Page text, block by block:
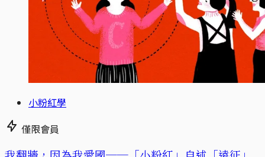
小粉紅學
僅限會員